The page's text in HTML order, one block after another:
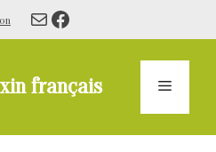
E-mailFacebook
français Menu